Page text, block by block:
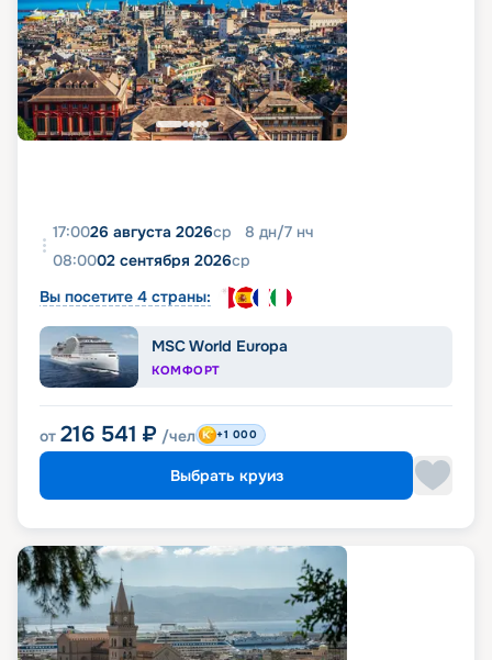
17:0026 августа 2026ср 8 дн/7 нч
08:0002 сентября 2026ср
Вы посетите 4 страны:
MSC World Europa
КОМФОРТ
от 216 541 ₽ /чел +1 000
Выбрать круиз